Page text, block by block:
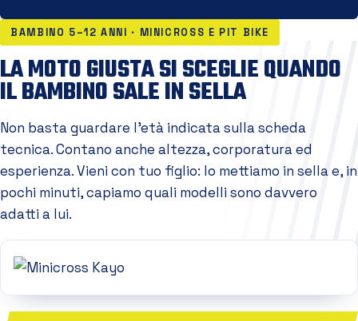
BAMBINO 5–12 ANNI · MINICROSS E PIT BIKE
LA MOTO GIUSTA SI SCEGLIE QUANDO
IL BAMBINO SALE IN SELLA
Non basta guardare l'età indicata sulla scheda
tecnica. Contano anche altezza, corporatura ed
esperienza. Vieni con tuo figlio: lo mettiamo in sella e, in
pochi minuti, capiamo quali modelli sono davvero
adatti a lui.